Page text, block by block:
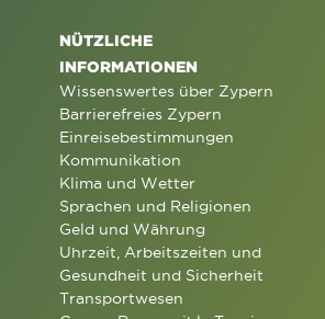
NÜTZLICHE
INFORMATIONEN
Wissenswertes über Zypern
Barrierefreies Zypern
Einreisebestimmungen
Kommunikation
Klima und Wetter
Sprachen und Religionen
Geld und Währung
Uhrzeit, Arbeitszeiten und
Gesundheit und Sicherheit
Transportwesen